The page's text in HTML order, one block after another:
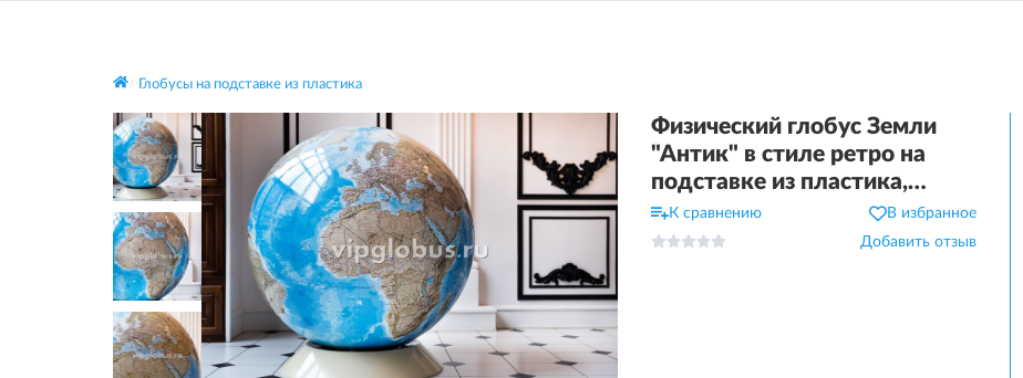
Глобусы на подставке из пластика
Физический глобус Земли
"Антик" в стиле ретро на
подставке из пластика,
d=130 см
К сравнению
В избранное
Добавить отзыв